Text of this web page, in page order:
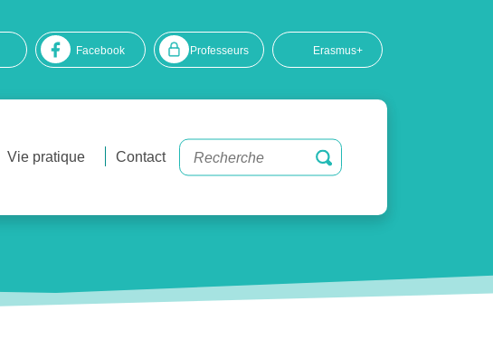
Facebook Professeurs Erasmus+
Vie pratique Contact